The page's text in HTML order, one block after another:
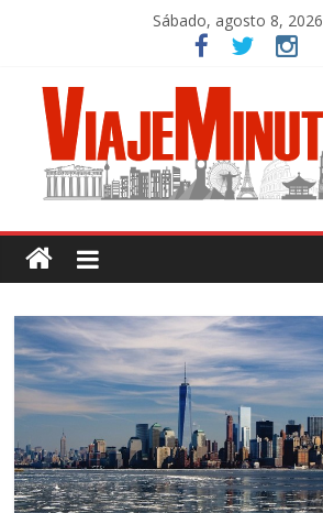
Sábado, agosto 8, 2026